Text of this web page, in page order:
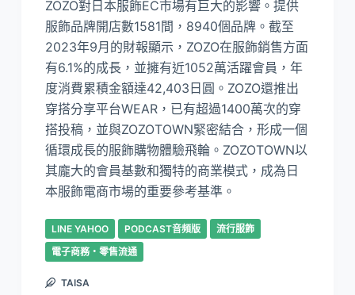
ZOZO對日本服飾EC市場有巨大的影響。提供
服飾品牌開店數1581間，8940個品牌。截至
2023年9月的財報顯示，ZOZO在服飾銷售方面
有6.1%的成長，並擁有近1052萬活躍會員，年
度消費累積金額達42,403日圓。ZOZO還推出
穿搭分享平台WEAR，已有超過1400萬次的穿
搭投稿，並與ZOZOTOWN緊密結合，形成一個
循環成長的服飾購物體驗飛輪。ZOZOTOWN以
其龐大的會員基數和獨特的商業模式，成為日
本服飾電商市場的重要參考基準。
LINE YAHOO PODCAST音頻版
流行服飾
電子商務・零售流通
TAISA